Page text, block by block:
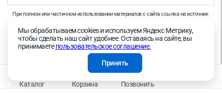
Каталог Корзина Позвонить
При полном или частичном использовании материалов с сайта ссылка на источник
Продолжая работу с сайтом, вы даете согласие на использование сайтом cookies и
на обработку персональных данных в целях функционирования сайта, проведения
ретаргетинга, статистических исследований, улучшения сервиса и предоставления
релевантной рекламной информации на основе ваших предпочтений и интересов.
На информационном ресурсе применяются рекомендательные технологии —
Правила применения рекомендательных технологий
Мы обрабатываем cookies и используем Яндекс Метрику,
чтобы сделать наш сайт удобнее. Оставаясь на сайте, вы
принимаетепользовательское соглашение.
Принять